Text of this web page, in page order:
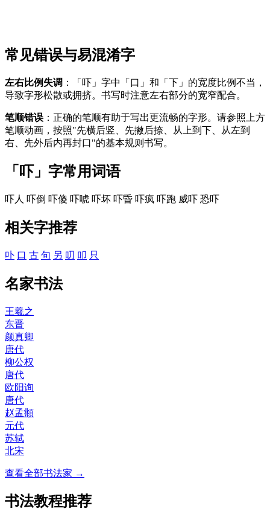
常见错误与易混淆字
左右比例失调 ：「吓」字中「口」和「下」的宽度比例不当，
导致字形松散或拥挤。书写时注意左右部分的宽窄配合。
笔顺错误 ：正确的笔顺有助于写出更流畅的字形。请参照上方
笔顺动画，按照"先横后竖、先撇后捺、从上到下、从左到
右、先外后内再封口"的基本规则书写。
「吓」字常用词语
吓人 吓倒 吓傻 吓唬 吓坏 吓昏 吓疯 吓跑 威吓 恐吓
相关字推荐
卟 口 古 句 另 叨 叩 只
名家书法
王羲之
东晋
颜真卿
唐代
柳公权
唐代
欧阳询
唐代
赵孟頫
元代
苏轼
北宋
查看全部书法家 →
书法教程推荐